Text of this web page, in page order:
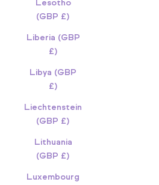
Lesotho
(GBP £)
Liberia (GBP
£)
Libya (GBP
£)
Liechtenstein
(GBP £)
Lithuania
(GBP £)
Luxembourg